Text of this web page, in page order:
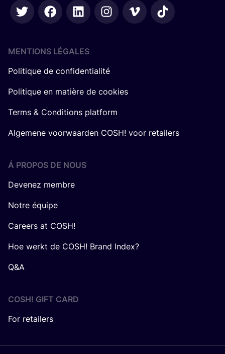
MENTIONS LÉGALES
Politique de confidentialité
Politique en matière de cookies
Terms & Conditions platform
Algemene voorwaarden COSH! voor retailers
Á PROPOS DE NOUS
Devenez membre
Notre équipe
Careers at COSH!
Hoe werkt de COSH! Brand Index?
Q&A
COSH! GIFT CARD
For retailers